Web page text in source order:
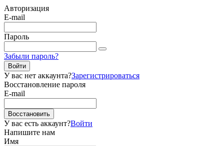
Авторизация
E-mail
Пароль
Забыли пароль?
Войти
У вас нет аккаунта?Зарегистрироваться
Восстановление пароля
E-mail
Восстановить
У вас есть аккаунт?Войти
Напишите нам
Имя